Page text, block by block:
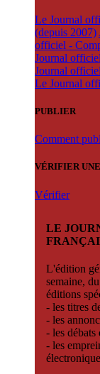
Le Journal
(depuis 2007)
officiel -
Journal
Journal
Le Journal
PUBLIER
Comment
VÉRIFIER
Vérifier
LE
L'édition
semaine,
éditions
- les titres
- les
- les débats
- les